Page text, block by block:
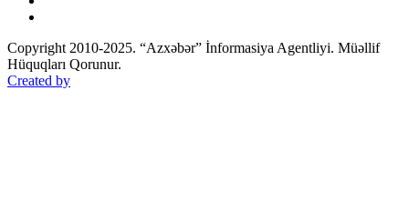
Copyright 2010-2025. “Azxəbər” İnformasiya Agentliyi. Müəllif
Hüquqları Qorunur.
Created by